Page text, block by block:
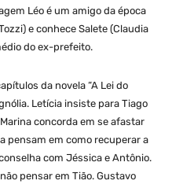
Léo é um amigo da época
e conhece Salete (Claudia
do ex-prefeito.
da novela “A Lei do
Letícia insiste para Tiago
concorda em se afastar
pensam em como recuperar a
com Jéssica e Antônio.
pensar em Tião. Gustavo